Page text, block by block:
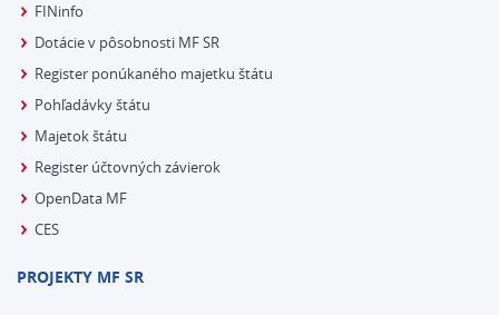
FINinfo
Dotácie v pôsobnosti MF SR
Register ponúkaného majetku štátu
Pohľadávky štátu
Majetok štátu
Register účtovných závierok
OpenData MF
CES
PROJEKTY MF SR